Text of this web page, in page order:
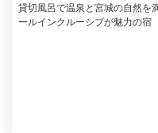
貸切風呂で温泉と宮城の自然を
ールインクルーシブが魅力の宿